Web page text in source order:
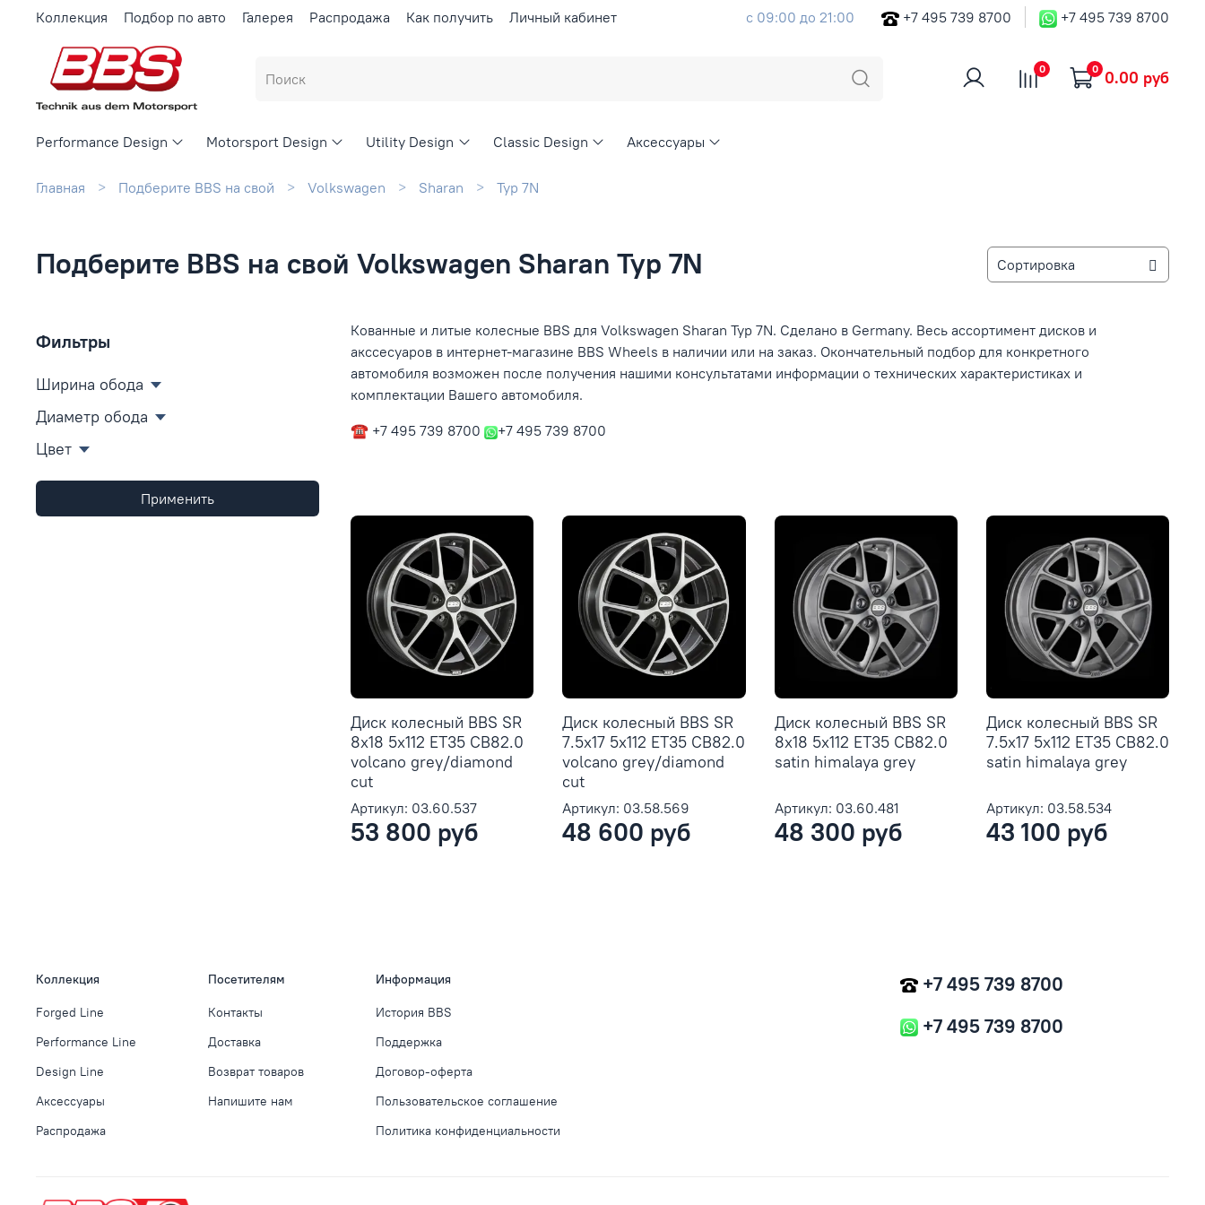
Коллекция Подбор по авто Галерея Распродажа Как получить Личный кабинет с 09:00 до 21:00 +7 495 739 8700 +7 495 739 8700
0 0 0.00 руб
Performance Design Motorsport Design Utility Design Classic Design Аксессуары
Главная Подберите BBS на свой Volkswagen Sharan Typ 7N
Подберите BBS на свой Volkswagen Sharan Typ 7N
Кованные и литые колесные BBS для Volkswagen Sharan Typ 7N. Сделано в Germany. Весь ассортимент дисков и
акссесуаров в интернет-магазине BBS Wheels в наличии или на заказ. Окончательный подбор для конкретного
автомобиля возможен после получения нашими консультатами информации о технических характеристиках и
комплектации Вашего автомобиля.
☎ +7 495 739 8700
+7 495 739 8700
Диск колесный BBS SR
8x18 5x112 ET35 CB82.0
volcano grey/diamond
cut
Артикул: 03.60.537
53 800 руб
Диск колесный BBS SR
7.5x17 5x112 ET35 CB82.0
volcano grey/diamond
cut
Артикул: 03.58.569
48 600 руб
Диск колесный BBS SR
8x18 5x112 ET35 CB82.0
satin himalaya grey
Артикул: 03.60.481
48 300 руб
Диск колесный BBS SR
7.5x17 5x112 ET35 CB82.0
satin himalaya grey
Артикул: 03.58.534
43 100 руб
Фильтры
Ширина обода
Диаметр обода
Цвет
Применить
Коллекция
Forged Line
Performance Line
Design Line
Аксессуары
Распродажа
Посетителям
Контакты
Доставка
Возврат товаров
Напишите нам
Информация
История BBS
Поддержка
Договор-оферта
Пользовательское соглашение
Политика конфиденциальности
+7 495 739 8700
+7 495 739 8700